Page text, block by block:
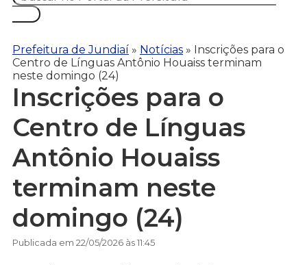
Prefeitura de Jundiaí » Notícias » Inscrições para o
Centro de Línguas Antônio Houaiss terminam
neste domingo (24)
Inscrições para o
Centro de Línguas
Antônio Houaiss
terminam neste
domingo (24)
Publicada em 22/05/2026 às 11:45